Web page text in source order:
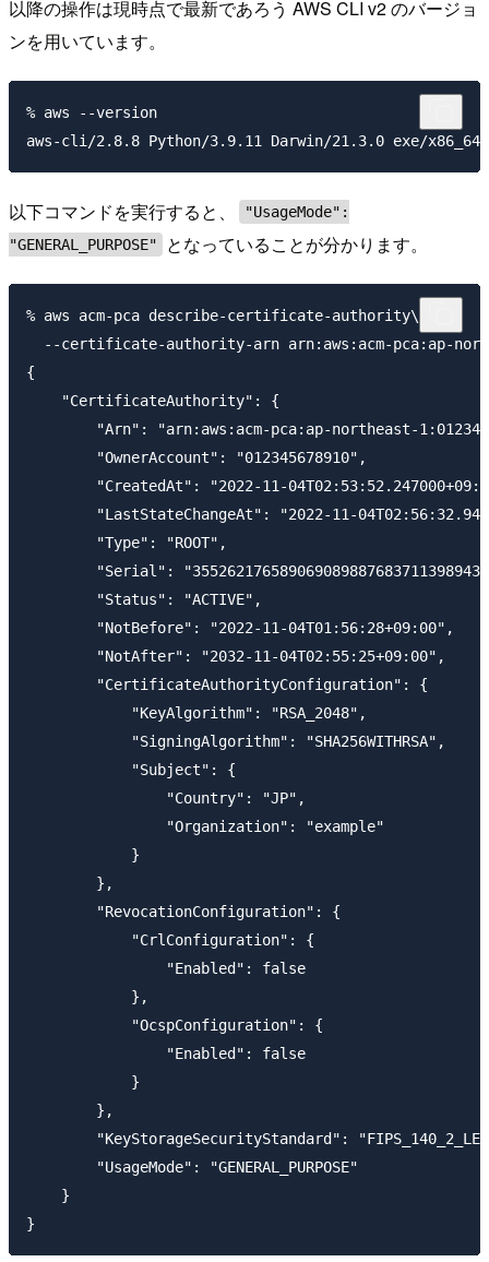
以降の操作は現時点で最新であろう AWS CLI v2 のバージョ
ンを用いています。
% aws --version
以下コマンドを実行すると、
"UsageMode":
"GENERAL_PURPOSE"
となっていることが分かります。
% aws acm-pca describe-certificate-authority\
--certificate-authority-arn arn:aws:acm-pca:ap-
{
    "CertificateAuthority": {
"Arn": "arn:aws:acm-pca:ap-northeast-
        "OwnerAccount": "012345678910",
"CreatedAt": "2022-11-
"LastStateChangeAt": "2022-11-
        "Type": "ROOT",
"Serial":
        "Status": "ACTIVE",
        "NotBefore": "2022-11-04T01:56:28+09:00",
        "NotAfter": "2032-11-04T02:55:25+09:00",
        "CertificateAuthorityConfiguration": {
            "KeyAlgorithm": "RSA_2048",
            "SigningAlgorithm": "SHA256WITHRSA",
            "Subject": {
                "Country": "JP",
                "Organization": "example"
            }
        },
        "RevocationConfiguration": {
            "CrlConfiguration": {
                "Enabled": false
            },
            "OcspConfiguration": {
                "Enabled": false
            }
        },
"KeyStorageSecurityStandard":
        "UsageMode": "GENERAL_PURPOSE"
    }